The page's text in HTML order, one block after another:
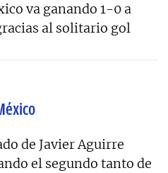
va ganando 1-0 a
al solitario gol
de Javier Aguirre
el segundo tanto de